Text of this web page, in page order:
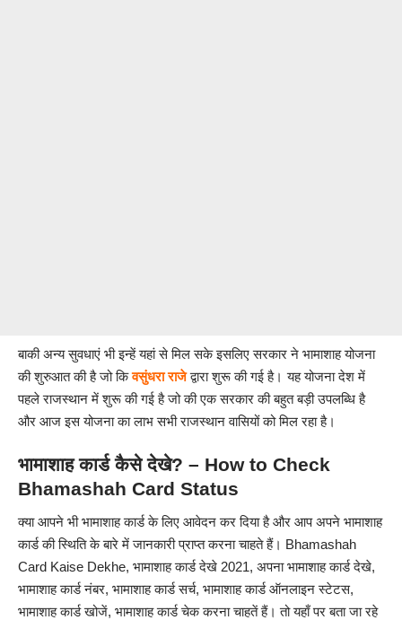
बाकी अन्य सुवधाएं भी इन्हें यहां से मिल सके इसलिए सरकार ने भामाशाह योजना
की शुरुआत की है जो किवसुंधरा राजेद्वारा शुरू की गई है। यह योजना देश में
पहले राजस्थान में शुरू की गई है जो की एक सरकार की बहुत बड़ी उपलब्धि है
और आज इस योजना का लाभ सभी राजस्थान वासियों को मिल रहा है।
भामाशाह कार्ड कैसे देखे? – How to Check
Bhamashah Card Status
क्या आपने भी भामाशाह कार्ड के लिए आवेदन कर दिया है और आप अपने भामाशाह
कार्ड की स्थिति के बारे में जानकारी प्राप्त करना चाहते हैं। Bhamashah
Card Kaise Dekhe, भामाशाह कार्ड देखे 2021, अपना भामाशाह कार्ड देखे,
भामाशाह कार्ड नंबर, भामाशाह कार्ड सर्च, भामाशाह कार्ड ऑनलाइन स्टेटस,
भामाशाह कार्ड खोजें, भामाशाह कार्ड चेक करना चाहतें हैं। तो यहाँ पर बता जा रहे